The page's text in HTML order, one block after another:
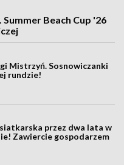
Beach Cup '26
Mistrzyń. Sosnowiczanki
rundzie!
przez dwa lata w
Zawiercie gospodarzem